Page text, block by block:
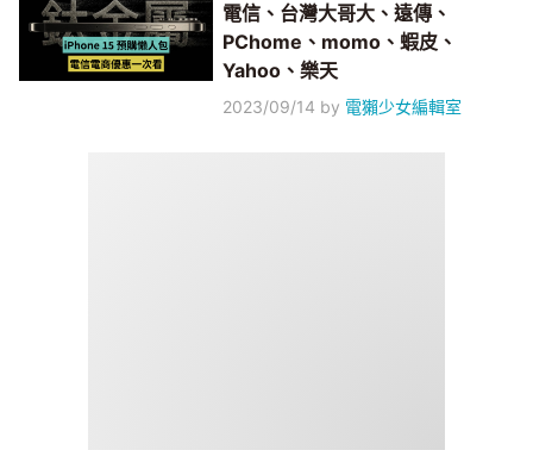
電信、台灣大哥大、遠傳、
PChome、momo、蝦皮、
Yahoo、樂天
2023/09/14 by 電獺少女編輯室